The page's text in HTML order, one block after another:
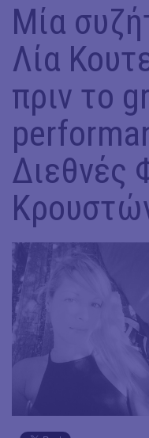
Μία
Λία
πριν το
Διεθνές